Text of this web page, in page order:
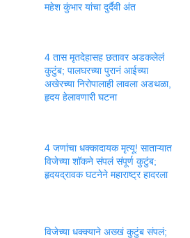
महेश कुंभार यांचा दुर्दैवी अंत
4 तास मृतदेहासह छतावर अडकलेलं
कुटुंब; पालघरच्या पुरानं आईच्या
अखेरच्या निरोपालाही लावला अडथळा,
हृदय हेलावणारी घटना
4 जणांचा धक्कादायक मृत्यू! साताऱ्यात
विजेच्या शॉकने संपलं संपूर्ण कुटुंब;
हृदयद्रावक घटनेने महाराष्ट्र हादरला
विजेच्या धक्क्याने अख्खं कुटुंब संपलं;